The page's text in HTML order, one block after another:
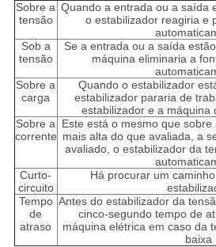
Sobre a
tensão
Quando a entrada ou a saída
o estabilizador reagiria e
Sob a
tensão
Se a entrada ou a saída
máquina eliminaria a
Sobre a
carga
Quando o estabilizador
estabilizador pararia de
estabilizador e a máquina
Sobre a
corrente
Este está o mesmo que
mais alta do que avaliada, a
avaliado, o estabilizador da
Curto-
circuito
Há procurar um
Tempo
de
atraso
Antes do estabilizador da
cinco-segundo tempo de
máquina elétrica em caso da
baixa